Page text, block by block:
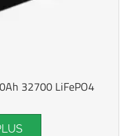
32700 LiFePO4